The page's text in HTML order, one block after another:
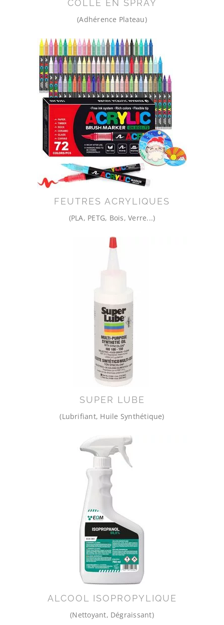
COLLE EN SPRAY
(Adhérence Plateau)
FEUTRES ACRYLIQUES
(PLA, PETG, Bois, Verre...)
SUPER LUBE
(Lubrifiant, Huile Synthétique)
ALCOOL ISOPROPYLIQUE
(Nettoyant, Dégraissant)